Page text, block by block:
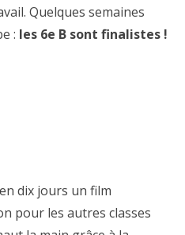
Quelques semaines
: les 6e B sont finalistes !
dix jours un film
pour les autres classes